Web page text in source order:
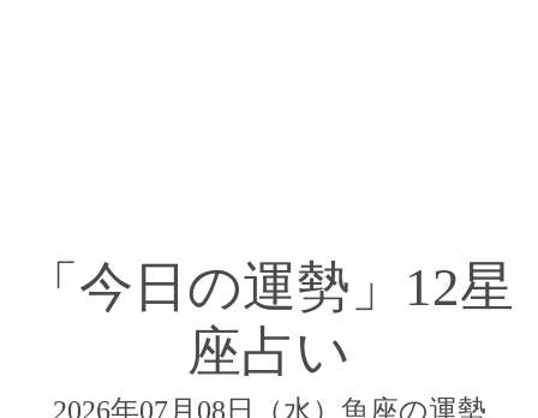
「今日の運勢」12星
座占い
2026年07月08日（水）魚座の運勢